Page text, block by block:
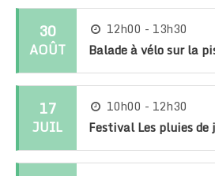
30
AOÛT
12h00 - 13h30
Balade à vélo sur la
17
JUIL
10h00 - 12h30
Festival Les pluies